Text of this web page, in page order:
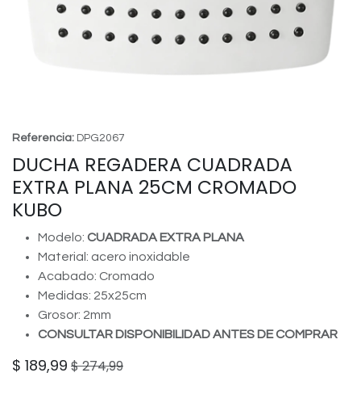
Referencia: DPG2067
DUCHA REGADERA CUADRADA
EXTRA PLANA 25CM CROMADO
KUBO
Modelo: CUADRADA EXTRA PLANA
Material: acero inoxidable
Acabado: Cromado
Medidas: 25x25cm
Grosor: 2mm
CONSULTAR DISPONIBILIDAD ANTES DE COMPRAR
$ 189,99 $274,99